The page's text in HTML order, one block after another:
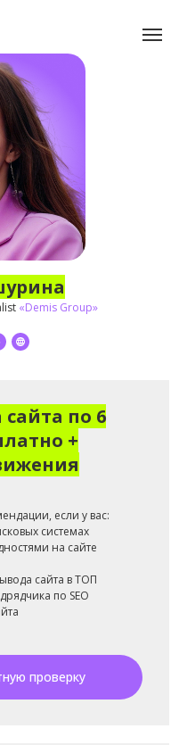
«Demis Group»
по 6
+
если у вас:
системах
на сайте
сайта в ТОП
по SEO
проверку